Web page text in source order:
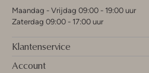
Maandag - Vrijdag 09:00 - 19:00 uur
Zaterdag 09:00 - 17:00 uur
Klantenservice
Account